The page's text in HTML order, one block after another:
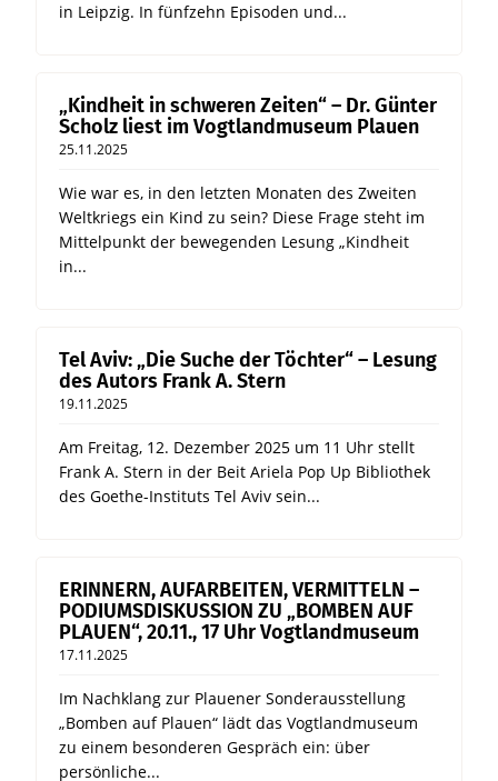
in Leipzig. In fünfzehn Episoden und...
„Kindheit in schweren Zeiten“ – Dr. Günter
Scholz liest im Vogtlandmuseum Plauen
25.11.2025
Wie war es, in den letzten Monaten des Zweiten
Weltkriegs ein Kind zu sein? Diese Frage steht im
Mittelpunkt der bewegenden Lesung „Kindheit
in...
Tel Aviv: „Die Suche der Töchter“ – Lesung
des Autors Frank A. Stern
19.11.2025
Am Freitag, 12. Dezember 2025 um 11 Uhr stellt
Frank A. Stern in der Beit Ariela Pop Up Bibliothek
des Goethe-Instituts Tel Aviv sein...
ERINNERN, AUFARBEITEN, VERMITTELN –
PODIUMSDISKUSSION ZU „BOMBEN AUF
PLAUEN“, 20.11., 17 Uhr Vogtlandmuseum
17.11.2025
Im Nachklang zur Plauener Sonderausstellung
„Bomben auf Plauen“ lädt das Vogtlandmuseum
zu einem besonderen Gespräch ein: über
persönliche...